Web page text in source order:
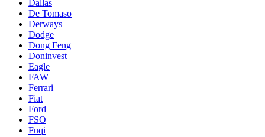
Dallas
De Tomaso
Derways
Dodge
Dong Feng
Doninvest
Eagle
FAW
Ferrari
Fiat
Ford
FSO
Fuqi